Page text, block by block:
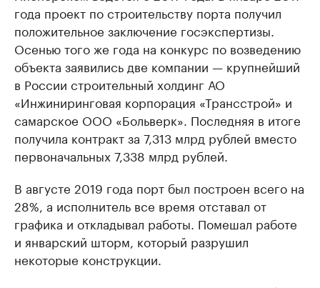
года проект по строительству порта получил
положительное заключение госэкспертизы.
Осенью того же года на конкурс по возведению
объекта заявились две компании — крупнейший
в России строительный холдинг АО
«Инжиниринговая корпорация «Трансстрой» и
самарское ООО «Больверк». Последняя в итоге
получила контракт за 7,313 млрд рублей вместо
первоначальных 7,338 млрд рублей.
В августе 2019 года порт был построен всего на
28%, а исполнитель все время отставал от
графика и откладывал работы. Помешал работе
и январский шторм, который разрушил
некоторые конструкции.